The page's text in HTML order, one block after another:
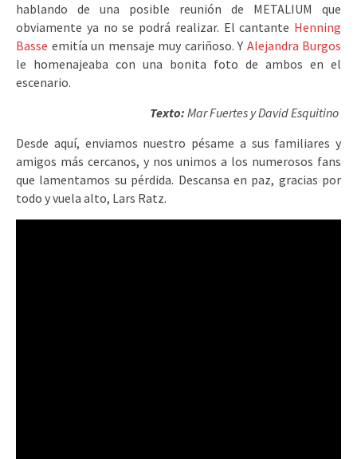
hablando de una posible reunión de METALIUM que
obviamente ya no se podrá realizar. El cantante Henning
Basse emitía un mensaje muy cariñoso. Y Alejandra Burgos
le homenajeaba con una bonita foto de ambos en el
escenario.
Texto: Mar Fuertes y David Esquitino
Desde aquí, enviamos nuestro pésame a sus familiares y
amigos más cercanos, y nos unimos a los numerosos fans
que lamentamos su pérdida. Descansa en paz, gracias por
todo y vuela alto, Lars Ratz.